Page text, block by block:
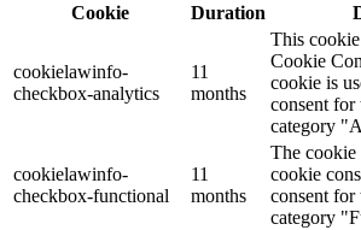
Cookie
Duration
cookielawinfo-
checkbox-analytics
11
months
This
Cookie
cookie is
consent for
category
cookielawinfo-
checkbox-functional
11
months
The cookie
cookie
consent for
category